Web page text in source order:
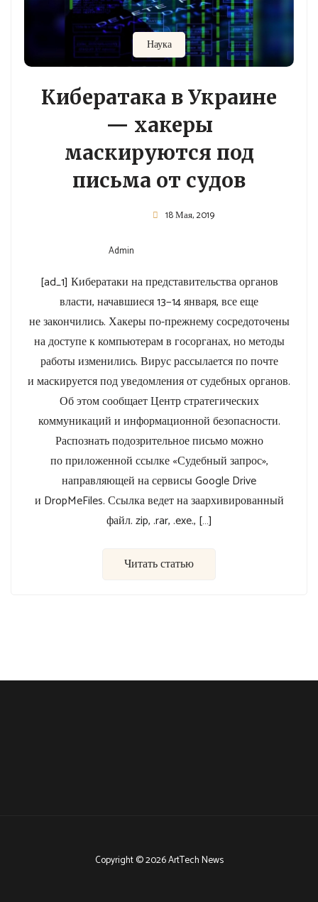
Наука
Кибератака в Украине
— хакеры
маскируются под
письма от судов
18 Мая, 2019
[ad_1] Кибератаки на представительства органов
власти, начавшиеся 13−14 января, все еще
не закончились. Хакеры по-прежнему сосредоточены
на доступе к компьютерам в госорганах, но методы
работы изменились. Вирус рассылается по почте
и маскируется под уведомления от судебных органов.
Об этом сообщает Центр стратегических
коммуникаций и информационной безопасности.
Распознать подозрительное письмо можно
по приложенной ссылке «Судебный запрос»,
направляющей на сервисы Google Drive
и DropMeFiles. Ссылка ведет на заархивированный
файл. zip, .rar, .exe., […]